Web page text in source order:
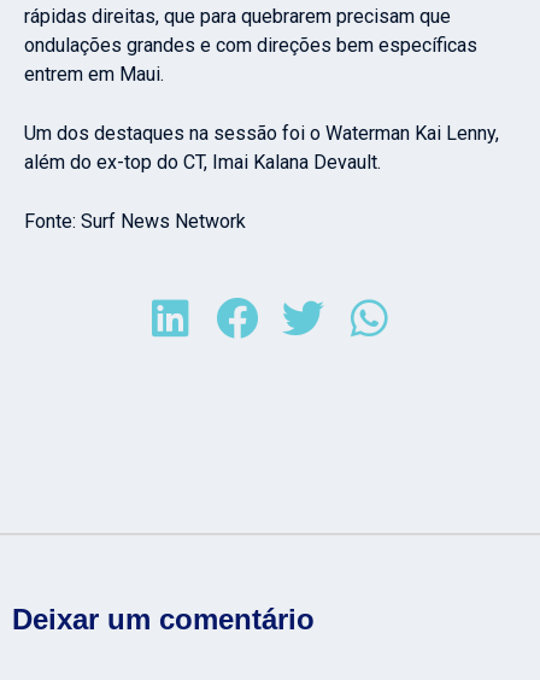
rápidas direitas, que para quebrarem precisam que
ondulações grandes e com direções bem específicas
entrem em Maui.
Um dos destaques na sessão foi o Waterman Kai Lenny,
além do ex-top do CT, Imai Kalana Devault.
Fonte: Surf News Network
Deixar um comentário